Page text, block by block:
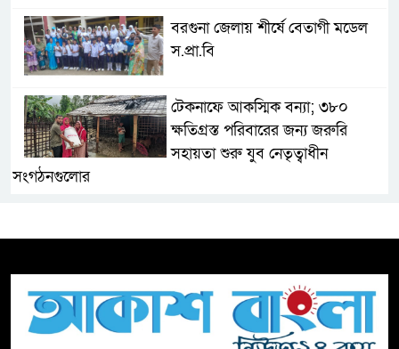
বরগুনা জেলায় শীর্ষে বেতাগী মডেল
স.প্রা.বি
টেকনাফে আকস্মিক বন্যা; ৩৮০
ক্ষতিগ্রস্ত পরিবারের জন্য জরুরি
সহায়তা শুরু যুব নেতৃত্বাধীন
সংগঠনগুলোর
টিকটকে অশালীন কনটেন্ট ও অনলাইন
হয়রানির অভিযোগে ব্রাহ্মণবাড়িয়ায়